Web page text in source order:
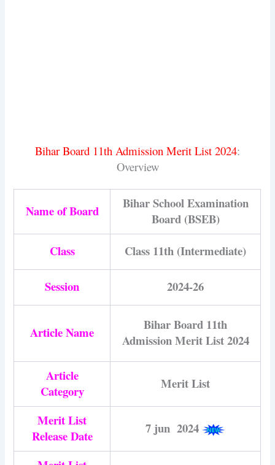
Bihar Board 11th Admission Merit List 2024:
Overview
Name of Board
Bihar School Examination
Board (BSEB)
Class
Class 11th (Intermediate)
Session 2024-26
Article Name
Bihar Board 11th
Admission Merit List 2024
Article
Category
Merit List
Merit List
Release Date
7 jun 2024